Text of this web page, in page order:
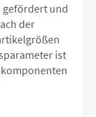
gefördert und
der
ist